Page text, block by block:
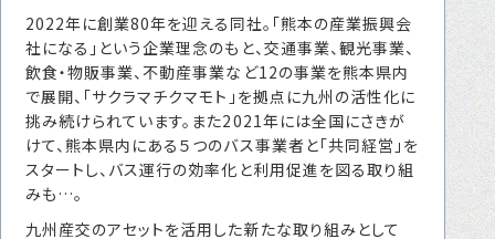
転職エージェントサービス
転職相談会
転職者の声
キャリア採用をお考えの企業様へ
選ばれる４つの理由
４つの特長で解決
2022年に創業80年を迎える同社。「熊本の産業振興会
社になる」という企業理念のもと、交通事業、観光事業、
飲食・物販事業、不動産事業など12の事業を熊本県内
で展開、「サクラマチクマモト」を拠点に九州の活性化に
挑み続けられています。また2021年には全国にさきが
けて、熊本県内にある５つのバス事業者と「共同経営」を
スタートし、バス運行の効率化と利用促進を図る取り組
みも…。
九州産交のアセットを活用した新たな取り組みとして